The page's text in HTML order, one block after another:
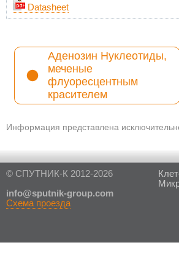
Datasheet
Аденозин Нуклеотиды,
меченые
флуоресцентным
красителем
Информация представлена
© СПУТНИК-К 2012-2026
info@sputnik-group.com
Схема проезда